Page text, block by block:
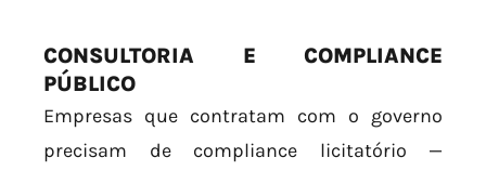
CONSULTORIA E COMPLIANCE
PÚBLICO
Empresas que contratam com o governo
precisam de compliance licitatório —